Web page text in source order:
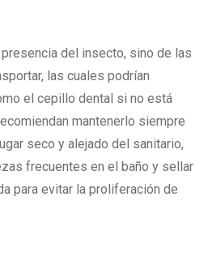
del insecto, sino de las
las cuales podrían
el cepillo dental si no está
mantenerlo siempre
seco y alejado del sanitario,
frecuentes en el baño y sellar
para evitar la proliferación de